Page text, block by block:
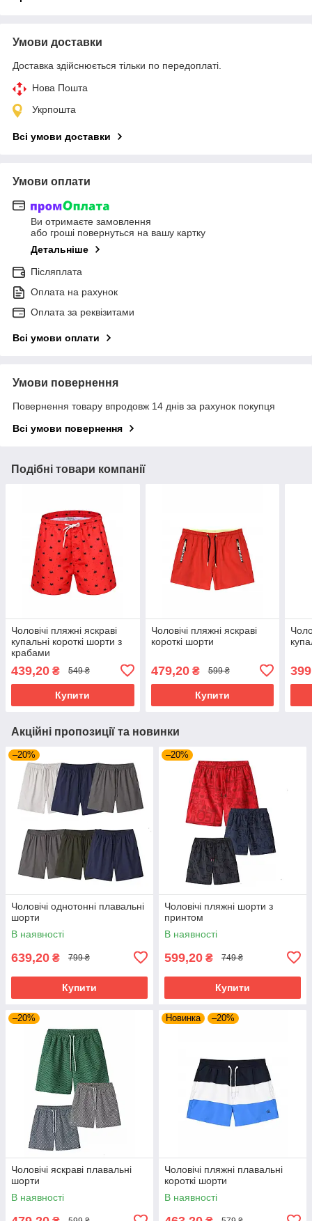
Умови доставки
Доставка здійснюється тільки по передоплаті.
Нова Пошта
Укрпошта
Всі умови доставки
Умови оплати
Ви отримаєте замовлення
або гроші повернуться на вашу картку
Детальніше
Післяплата
Оплата на рахунок
Оплата за реквізитами
Всі умови оплати
Умови повернення
Повернення товару впродовж 14 днів за рахунок покупця
Всі умови повернення
Подібні товари компанії
Чоловічі пляжні яскраві
купальні короткі шорти з
крабами
439,20 ₴ 549 ₴
Купити
Чоловічі пляжні яскраві
короткі шорти
479,20₴ 599 ₴
Купити
Акційні пропозиції та новинки
–20%
Чоловічі однотонні плавальні
шорти
В наявності
639,20 ₴ 799 ₴
Купити
–20%
Чоловічі пляжні шорти з
принтом
В наявності
599,20 ₴ 749 ₴
Купити
–20%
Чоловічі яскраві плавальні
шорти
В наявності
Новинка –20%
Чоловічі пляжні плавальні
короткі шорти
В наявності